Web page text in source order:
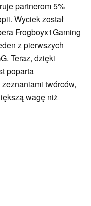
partnerom 5%
Wyciek został
Frogboyx1Gaming
z pierwszych
Teraz, dzięki
poparta
twórców,
wagę niż